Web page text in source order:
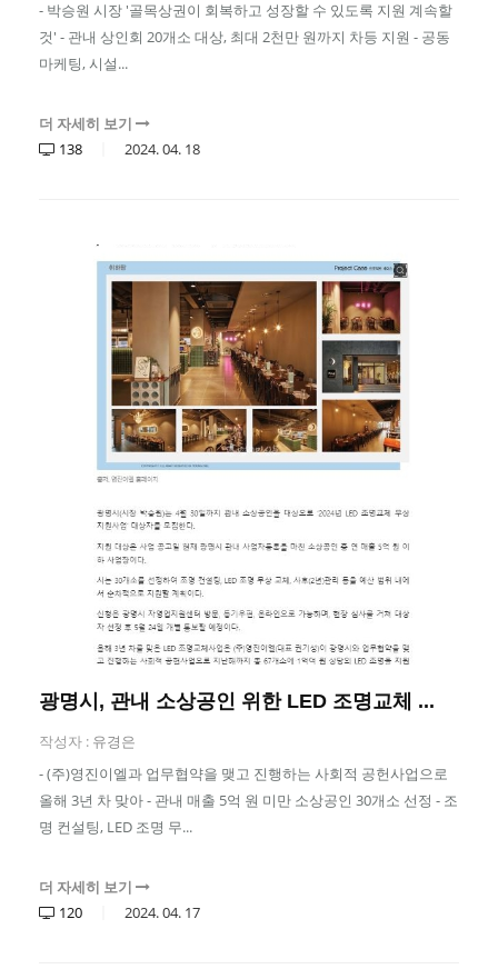
- 박승원 시장 '골목상권이 회복하고 성장할 수 있도록 지원 계속할
것' - 관내 상인회 20개소 대상, 최대 2천만 원까지 차등 지원 - 공동
마케팅, 시설...
더 자세히 보기
138
2024.04. 18
광명시, 관내 소상공인 위한 LED 조명교체 ...
작성자 : 유경은
- (주)영진이엘과 업무협약을 맺고 진행하는 사회적 공헌사업으로
올해 3년 차 맞아 - 관내 매출 5억 원 미만 소상공인 30개소 선정 - 조
명 컨설팅, LED 조명 무...
더 자세히 보기
120
2024.04. 17